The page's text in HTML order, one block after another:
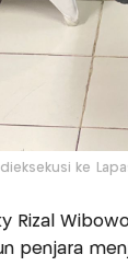
ke
Rizal
penjara